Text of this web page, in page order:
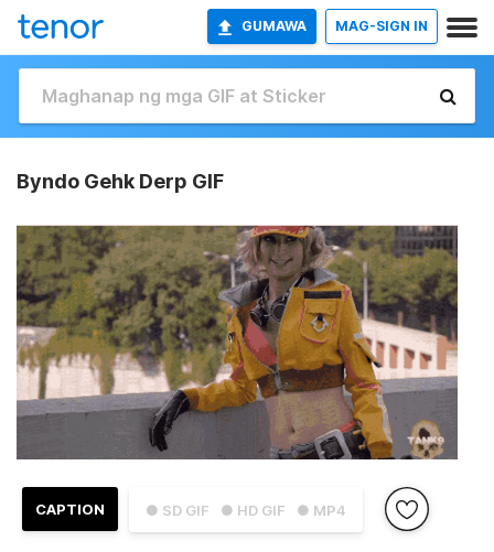
GUMAWA MAG-SIGN IN
Byndo Gehk Derp GIF
● SD GIF ● HD GIF ● MP4
CAPTION